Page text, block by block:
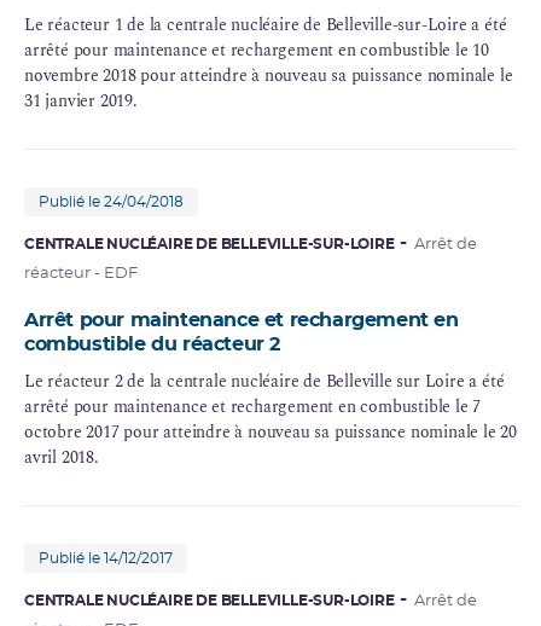
Le réacteur 1 de la centrale nucléaire de Belleville-sur-Loire a été
arrêté pour maintenance et rechargement en combustible le 10
novembre 2018 pour atteindre à nouveau sa puissance nominale le
31 janvier 2019.
Publié le 24/04/2018
CENTRALE NUCLÉAIRE DE BELLEVILLE-SUR-LOIRE
Arrêt de
réacteur - EDF
Arrêt pour maintenance et rechargement en
combustible du réacteur 2
Le réacteur 2 de la centrale nucléaire de Belleville sur Loire a été
arrêté pour maintenance et rechargement en combustible le 7
octobre 2017 pour atteindre à nouveau sa puissance nominale le 20
avril 2018.
Publié le 14/12/2017
CENTRALE NUCLÉAIRE DE BELLEVILLE-SUR-LOIRE
Arrêt de